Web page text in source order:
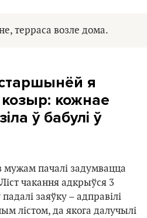
я
кожнае
ў бабулі ў
пачалі задумвацца
чакання адкрыўся 3
заяўку – адправілі
лістом, да якога далучылі